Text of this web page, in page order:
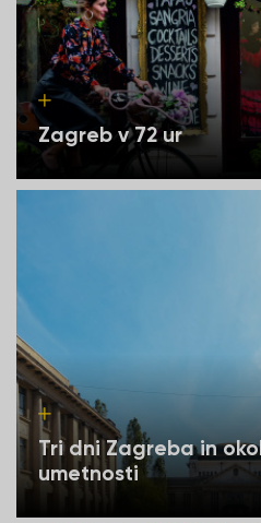
Zagreb v 72 ur
Tri dni Zagreba in
umetnosti